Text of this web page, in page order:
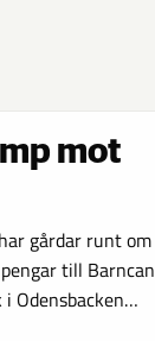
mot
gårdar runt
till
Odensbacken…